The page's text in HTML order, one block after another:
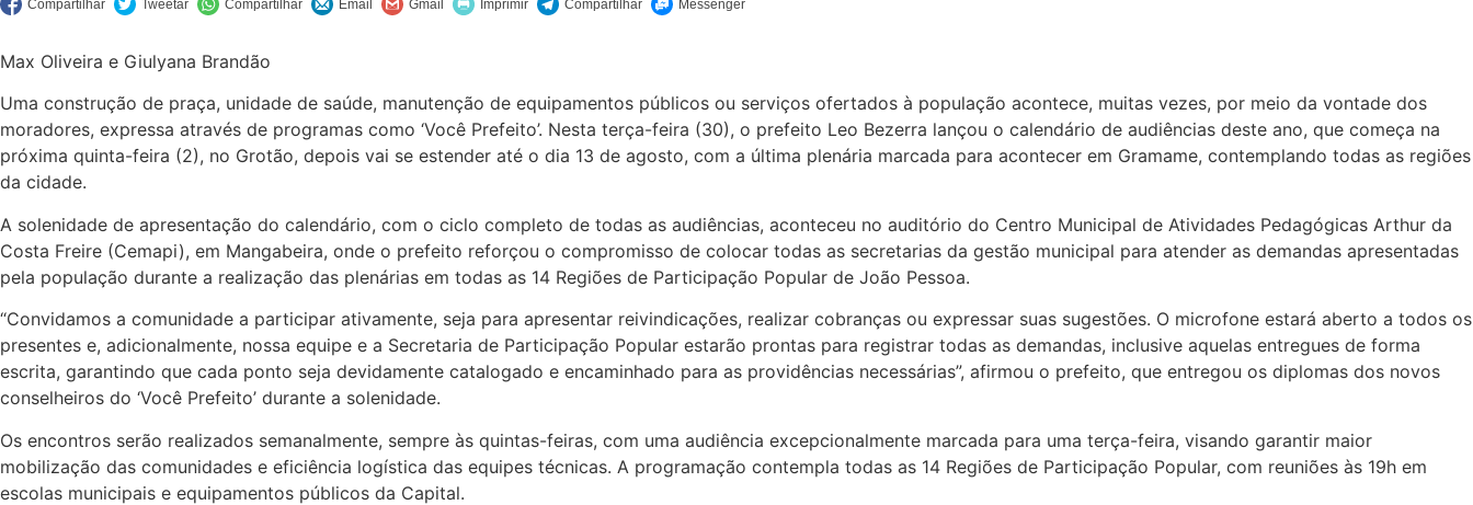
Max Oliveira e Giulyana Brandão
Uma construção de praça, unidade de saúde, manutenção de equipamentos públicos ou serviços ofertados à população acontece, muitas vezes, por meio da vontade dos
moradores, expressa através de programas como ‘Você Prefeito’. Nesta terça-feira (30), o prefeito Leo Bezerra lançou o calendário de audiências deste ano, que começa na
próxima quinta-feira (2), no Grotão, depois vai se estender até o dia 13 de agosto, com a última plenária marcada para acontecer em Gramame, contemplando todas as regiões
da cidade.
A solenidade de apresentação do calendário, com o ciclo completo de todas as audiências, aconteceu no auditório do Centro Municipal de Atividades Pedagógicas Arthur da
Costa Freire (Cemapi), em Mangabeira, onde o prefeito reforçou o compromisso de colocar todas as secretarias da gestão municipal para atender as demandas apresentadas
pela população durante a realização das plenárias em todas as 14 Regiões de Participação Popular de João Pessoa.
“Convidamos a comunidade a participar ativamente, seja para apresentar reivindicações, realizar cobranças ou expressar suas sugestões. O microfone estará aberto a todos os
presentes e, adicionalmente, nossa equipe e a Secretaria de Participação Popular estarão prontas para registrar todas as demandas, inclusive aquelas entregues de forma
escrita, garantindo que cada ponto seja devidamente catalogado e encaminhado para as providências necessárias”, afirmou o prefeito, que entregou os diplomas dos novos
conselheiros do ‘Você Prefeito’ durante a solenidade.
Os encontros serão realizados semanalmente, sempre às quintas-feiras, com uma audiência excepcionalmente marcada para uma terça-feira, visando garantir maior
mobilização das comunidades e eficiência logística das equipes técnicas. A programação contempla todas as 14 Regiões de Participação Popular, com reuniões às 19h em
escolas municipais e equipamentos públicos da Capital.